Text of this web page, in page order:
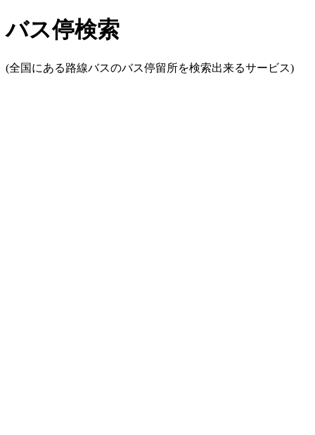
バス停検索
(全国にある路線バスのバス停留所を検索出来るサービス)